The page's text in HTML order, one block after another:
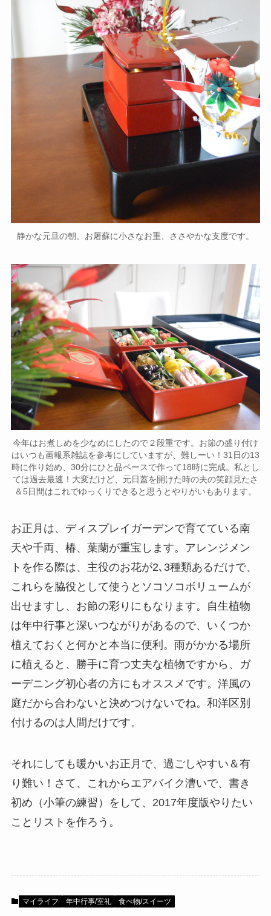
静かな元旦の朝。お屠蘇に小さなお重、ささやかな支度です。
今年はお煮しめを少なめにしたので２段重です。お節の盛り付け
はいつも画報系雑誌を参考にしていますが、難しーい！31日の13
時に作り始め、30分にひと品ペースで作って18時に完成。私とし
ては過去最速！大変だけど、元日蓋を開けた時の夫の笑顔見たさ
＆5日間はこれでゆっくりできると思うとやりがいもあります。
お正月は、ディスプレイガーデンで育てている南
天や千両、椿、葉蘭が重宝します。アレンジメン
トを作る際は、主役のお花が2､3種類あるだけで、
これらを脇役として使うとソコソコボリュームが
出せますし、お節の彩りにもなります。自生植物
は年中行事と深いつながりがあるので、いくつか
植えておくと何かと本当に便利。雨がかかる場所
に植えると、勝手に育つ丈夫な植物ですから、ガ
ーデニング初心者の方にもオススメです。洋風の
庭だから合わないと決めつけないでね。和洋区別
付けるのは人間だけです。
それにしても暖かいお正月で、過ごしやすい＆有
り難い！さて、これからエアバイク漕いで、書き
初め（小筆の練習）をして、2017年度版やりたい
ことリストを作ろう。
マイライフ 年中行事/室礼 食べ物/スイーツ